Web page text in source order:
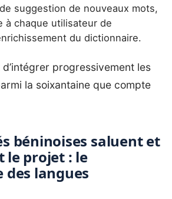
suggestion de nouveaux mots,
à chaque utilisateur de
du dictionnaire.
progressivement les
la soixantaine que compte
béninoises saluent et
le projet : le
langues